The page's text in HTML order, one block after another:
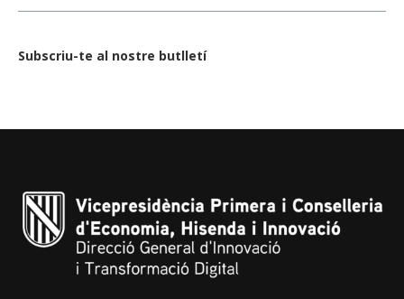
Subscriu-te al nostre butlletí